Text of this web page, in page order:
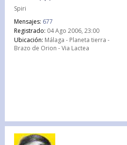
Spiri
Mensajes: 677
Registrado: 04 Ago 2006, 23:00
Ubicación: Málaga - Planeta tierra -
Brazo de Orion - Via Lactea